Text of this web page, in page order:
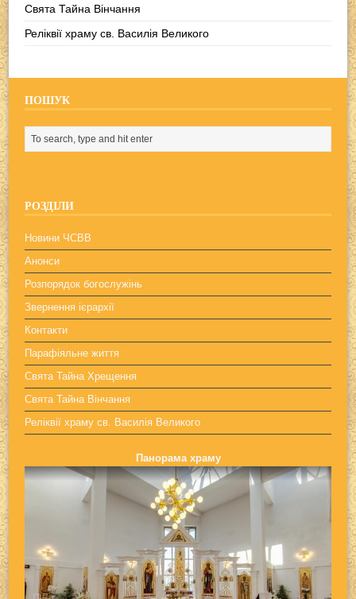
Свята Тайна Вінчання
Реліквії храму св. Василія Великого
ПОШУК
РОЗДІЛИ
Новини ЧСВВ
Анонси
Розпорядок богослужінь
Звернення ієрархії
Контакти
Парафіяльне життя
Свята Тайна Хрещення
Свята Тайна Вінчання
Реліквії храму св. Василія Великого
Панорама храму